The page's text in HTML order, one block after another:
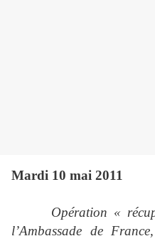
Mardi 10 mai 2011
Opération «
l’Ambassade de